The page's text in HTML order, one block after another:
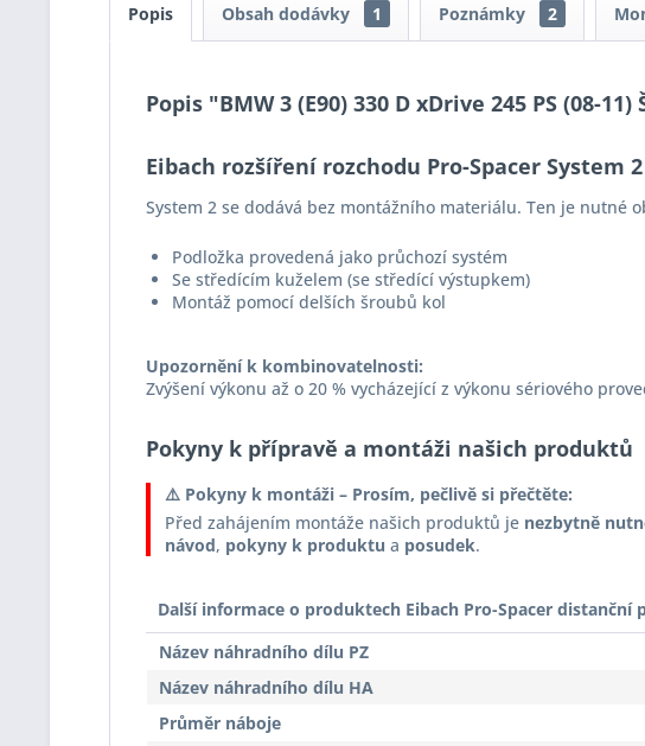
Popis Obsah dodávky 1 Poznámky 2
Popis "BMW 3 (E90) 330 D xDrive 245 PS (08-
Eibach rozšíření rozchodu Pro-Spacer System 2
System 2 se dodává bez montážního materiálu. Ten je nutné
Podložka provedená jako průchozí systém
Se středícím kuželem (se středící výstupkem)
Montáž pomocí delších šroubů kol
Upozornění k kombinovatelnosti:
Zvýšení výkonu až o 20 % vycházející z výkonu sériového
Pokyny k přípravě a montáži našich produktů
⚠️ Pokyny k montáži – Prosím, pečlivě si přečtěte:
Před zahájením montáže našich produktů je nezbytně
návod, pokyny k produktu a posudek.
Další informace o produktech Eibach Pro-Spacer distanční
Název náhradního dílu PZ
Název náhradního dílu HA
Průměr náboje